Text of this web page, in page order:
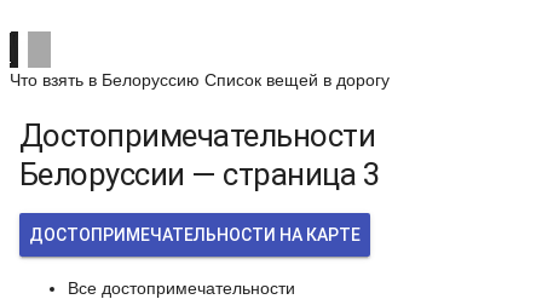
Что взять в Белоруссию Список вещей в дорогу
Достопримечательности
Белоруссии — страница 3
ДОСТОПРИМЕЧАТЕЛЬНОСТИ НА КАРТЕ
Все достопримечательности